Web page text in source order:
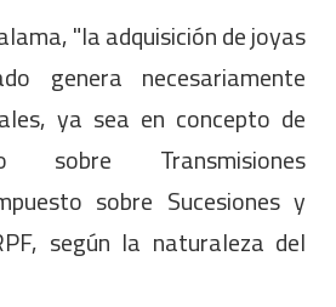
"la adquisición de joyas
genera necesariamente
ya sea en concepto de
sobre Transmisiones
sobre Sucesiones y
según la naturaleza del